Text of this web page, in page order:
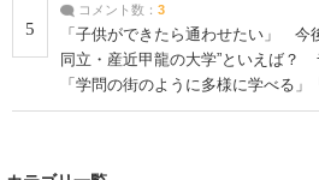
5
コメント数： 3
「子供ができたら通わせたい」 今
同立・産近甲龍の大学”といえば？
「学問の街のように多様に学べる
| 大学 ねとらぼリサーチ